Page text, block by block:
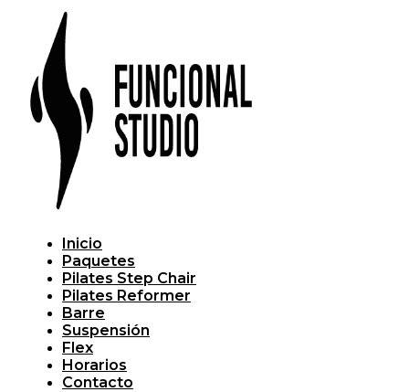
Inicio
Paquetes
Pilates Step Chair
Pilates Reformer
Barre
Suspensión
Flex
Horarios
Contacto